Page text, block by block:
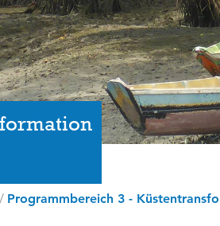
/ Programmbereich 3 -